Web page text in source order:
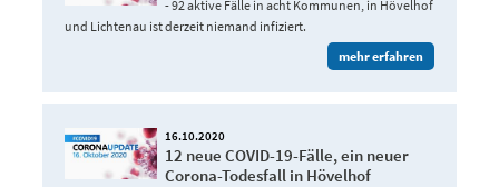
- 92 aktive Fälle in acht Kommunen, in Hövelhof
und Lichtenau ist derzeit niemand infiziert.
mehr erfahren
16.10.2020
12 neue COVID-19-Fälle, ein neuer
Corona-Todesfall in Hövelhof